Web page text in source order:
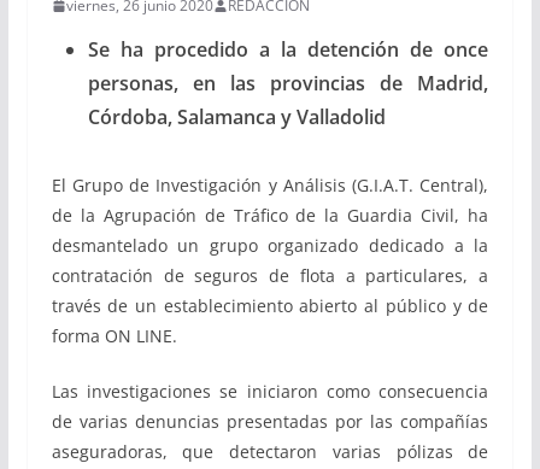
viernes, 26 junio 2020 REDACCIÓN
Se ha procedido a la detención de once
personas, en las provincias de Madrid,
Córdoba, Salamanca y Valladolid
El Grupo de Investigación y Análisis (G.I.A.T. Central),
de la Agrupación de Tráfico de la Guardia Civil, ha
desmantelado un grupo organizado dedicado a la
contratación de seguros de flota a particulares, a
través de un establecimiento abierto al público y de
forma ON LINE.
Las investigaciones se iniciaron como consecuencia
de varias denuncias presentadas por las compañías
aseguradoras, que detectaron varias pólizas de